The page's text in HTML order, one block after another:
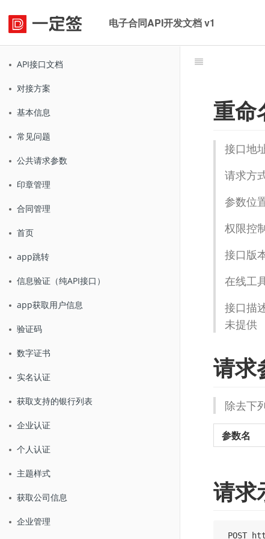
电子合同API开发文档 v1
API接口文档
对接方案
基本信息
常见问题
公共请求参数
印章管理
合同管理
首页
app跳转
信息验证（纯API接口）
app获取用户信息
验证码
数字证书
实名认证
获取支持的银行列表
企业认证
个人认证
主题样式
获取公司信息
企业管理
重命
接口地
请求方
参数位
权限控
接口版
在线工
接口描
未提供
请求
除去下
参数名
请求
POST